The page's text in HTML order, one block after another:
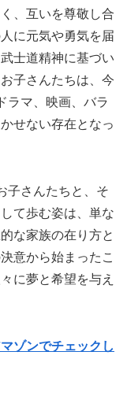
、互いを尊敬し合
に元気や勇気を届
士道精神に基づい
子さんたちは、今
ラマ、映画、バラ
せない存在となっ
子さんたちと、そ
て歩む姿は、単な
な家族の在り方と
意から始まったこ
に夢と希望を与え
ゾンでチェックし